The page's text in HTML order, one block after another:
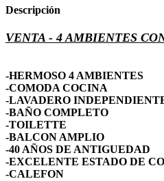
Descripción
VENTA - 4 AMBIENTES
-HERMOSO 4 AMBIENTES
-COMODA COCINA
-LAVADERO
-BAÑO COMPLETO
-TOILETTE
-BALCON AMPLIO
-40 AÑOS DE ANTIGUEDAD
-EXCELENTE ESTADO DE
-CALEFON